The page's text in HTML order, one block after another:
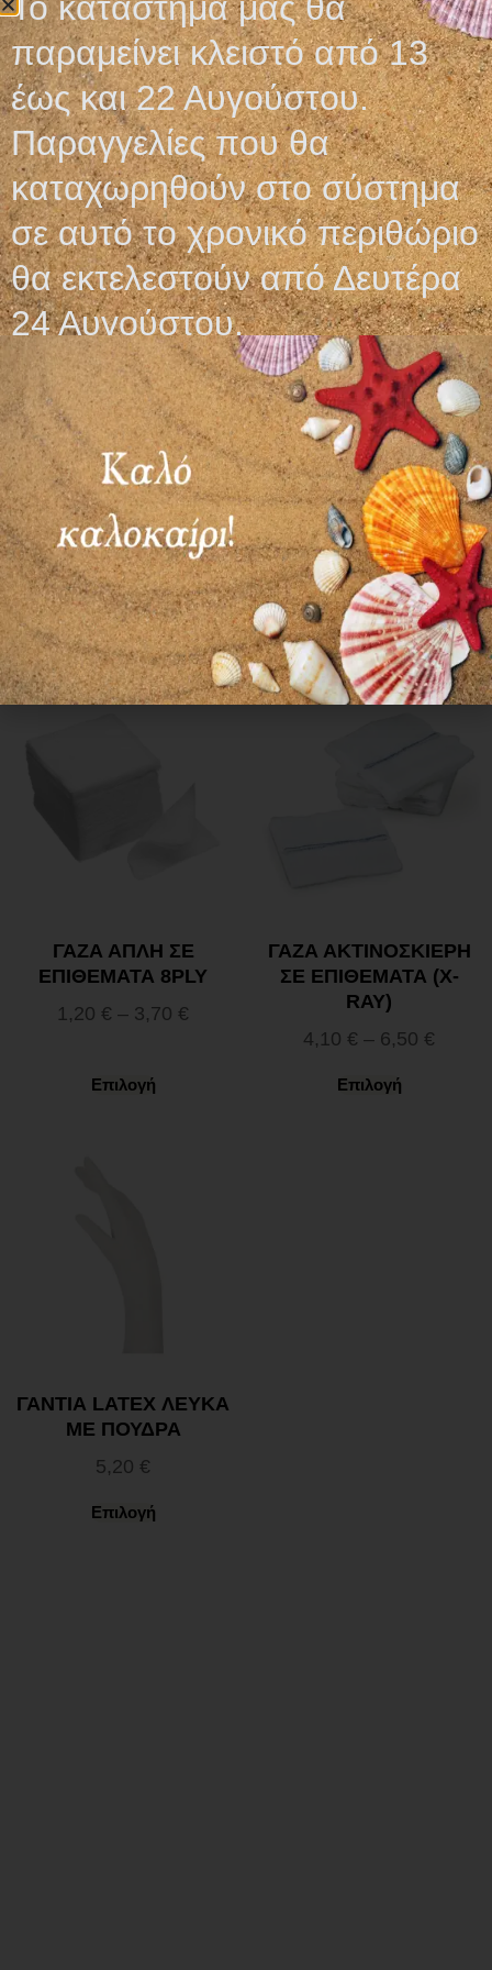
Οι τελικές τιμές και η διαθεσιμότητα των προϊόντων
επιβεβαιώνονται με την λήψη του προτιμολογίου και
ενδέχεται να αλλάξουν χωρίς ειδοποίηση.
Σχετικά προϊόντα
ΧΑΡΤΙ
ΕΠΑΓΓΕΛΜΑΤΙΚΟ ΣΕ
ΡΟΛΟ 1450gr
4,90€
Προσθήκη στο καλάθι
ΠΡΟΦΥΛΑΚΤΙΚΑ
ΚΕΦΑΛΗΣ ΥΠΕΡΗΧΟΥ
ΧΩΡΙΣ ΛΙΠΑΝΤΙΚΟ
13,05€
Προσθήκη στο καλάθι
ΓΑΖΑ ΑΠΛΗ ΣΕ
ΕΠΙΘΕΜΑΤΑ 8PLY
1,20 € – 3,70 €
Επιλογή
ΓΑΖΑ ΑΚΤΙΝΟΣΚΙΕΡΗ
ΣΕ ΕΠΙΘΕΜΑΤΑ (X-
RAY)
4,10 € – 6,50 €
Επιλογή
ΓΑΝΤΙΑ LATEX ΛΕΥΚΑ
ΜΕ ΠΟΥΔΡΑ
5,20 €
Επιλογή
παραμείνει κλειστό από 13
έως και 22 Αυγούστου.
Παραγγελίες που θα
καταχωρηθούν στο σύστημα
σε αυτό το χρονικό περιθώριο
θα εκτελεστούν από Δευτέρα
24 Αυγούστου.